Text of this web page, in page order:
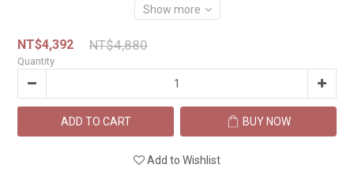
Show more
NT$4,392 NT$4,880
Quantity
ADD TO CART BUY NOW
Add to Wishlist